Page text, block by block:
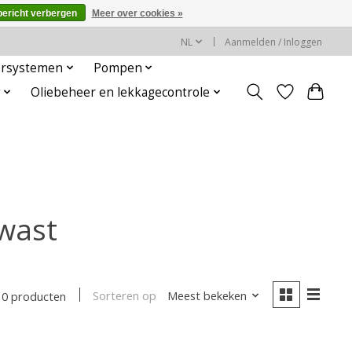
NL Aanmelden / Inloggen
Pompen
Oliebeheer en lekkagecontrole
0 producten Sorteren op Meest bekeken
verbergen Meer over cookies »